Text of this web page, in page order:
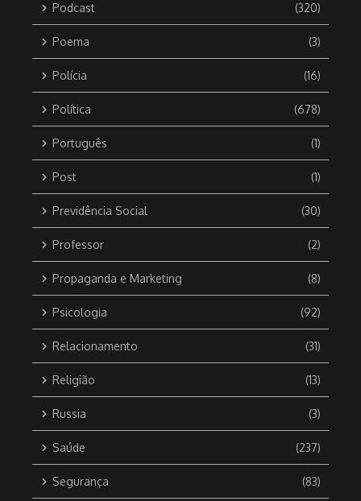
Podcast (320)
Poema (3)
Polícia (16)
Política (678)
Português (1)
Post (1)
Previdência Social (30)
Professor (2)
Propaganda e Marketing (8)
Psicologia (92)
Relacionamento (31)
Religião (13)
Russia (3)
Saúde (237)
Segurança (83)